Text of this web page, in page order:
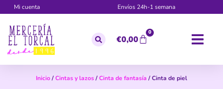
Mi cuenta Envíos 24h-1 semana
€0,00
0
Inicio/Cintas y lazos/Cinta de fantasía / Cinta de piel